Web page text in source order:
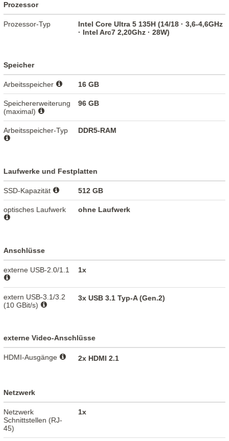
Prozessor
Prozessor-Typ
Intel Core Ultra 5 135H (14/18 · 3,6-4,6GHz
· Intel Arc7 2,20Ghz · 28W)
Speicher
Arbeitsspeicher 16 GB
Speichererweiterung
(maximal)
96 GB
Arbeitsspeicher-Typ DDR5-RAM
Laufwerke und Festplatten
SSD-Kapazität 512 GB
optisches Laufwerk ohne Laufwerk
Anschlüsse
externe USB-2.0/1.1 1x
extern USB-3.1/3.2
(10 GBit/s)
3x USB 3.1 Typ-A (Gen.2)
externe Video-Anschlüsse
HDMI-Ausgänge 2x HDMI 2.1
Netzwerk
Netzwerk
Schnittstellen (RJ-
45)
1x